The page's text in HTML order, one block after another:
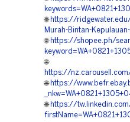
🌐 https://
Murah-Bintan-
🌐 https://shopee.ph/
🌐
https://
🌐 https://
🌐 https://